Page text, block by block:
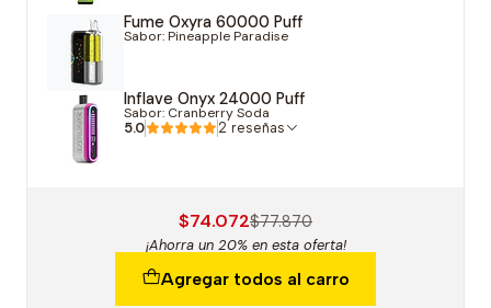
Fume Oxyra 60000 Puff
Sabor: Pineapple Paradise
Inflave Onyx 24000 Puff
Sabor: Cranberry Soda
5.0 2 reseñas
$74.072$77.870
¡Ahorra un 20% en esta oferta!
Agregar todos al carro